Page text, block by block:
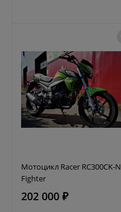
Мотоцикл Racer RC300CK-N
Fighter
202 000 ₽